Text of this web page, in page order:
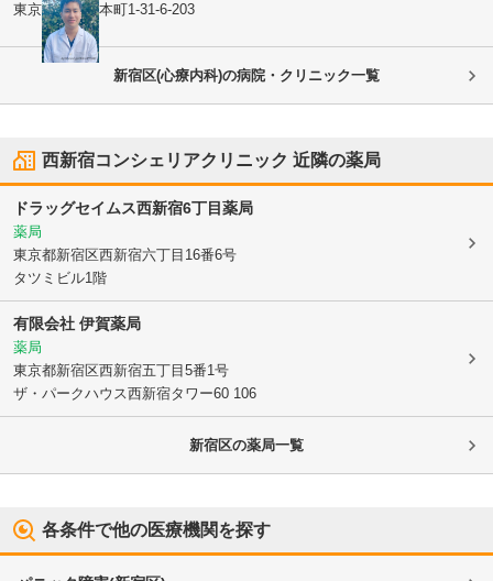
東京都中野区本町1-31-6-203
新宿区(心療内科)の病院・クリニック一覧
西新宿コンシェリアクリニック 近隣の薬局
ドラッグセイムス西新宿6丁目薬局
薬局
東京都新宿区西新宿六丁目16番6号
タツミビル1階
有限会社 伊賀薬局
薬局
東京都新宿区西新宿五丁目5番1号
ザ・パークハウス西新宿タワー60 106
新宿区の薬局一覧
各条件で他の医療機関を探す